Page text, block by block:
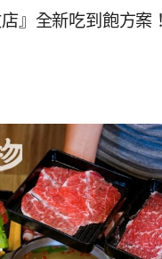
』全新吃到飽方